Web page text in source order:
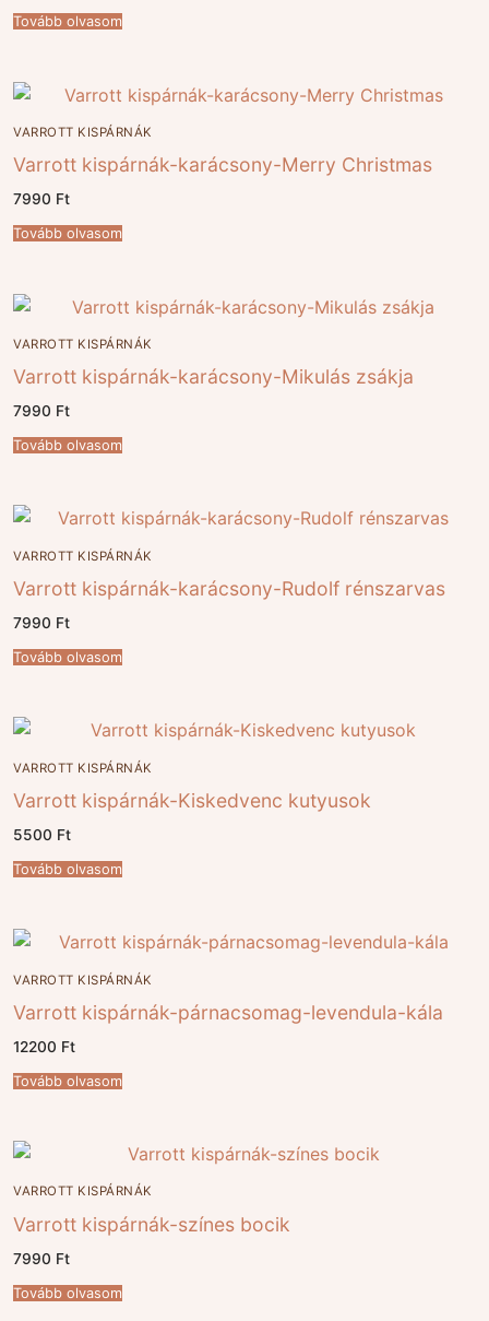
Tovább olvasom
VARROTT KISPÁRNÁK
Varrott kispárnák-karácsony-Merry Christmas
7990 Ft
Tovább olvasom
VARROTT KISPÁRNÁK
Varrott kispárnák-karácsony-Mikulás zsákja
7990 Ft
Tovább olvasom
VARROTT KISPÁRNÁK
Varrott kispárnák-karácsony-Rudolf rénszarvas
7990 Ft
Tovább olvasom
VARROTT KISPÁRNÁK
Varrott kispárnák-Kiskedvenc kutyusok
5500 Ft
Tovább olvasom
VARROTT KISPÁRNÁK
Varrott kispárnák-párnacsomag-levendula-kála
12200 Ft
Tovább olvasom
VARROTT KISPÁRNÁK
Varrott kispárnák-színes bocik
7990 Ft
Tovább olvasom